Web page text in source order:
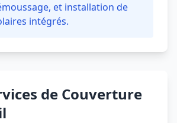
et installation de
intégrés.
de Couverture